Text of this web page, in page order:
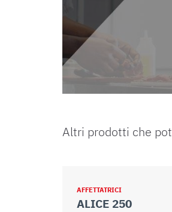
Altri prodotti che
AFFETTATRICI
ALICE 250